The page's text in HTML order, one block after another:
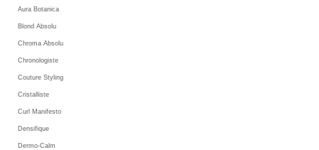
Aura Botanica
Blond Absolu
Chroma Absolu
Chronologiste
Couture Styling
Cristalliste
Curl Manifesto
Densifique
Dermo-Calm